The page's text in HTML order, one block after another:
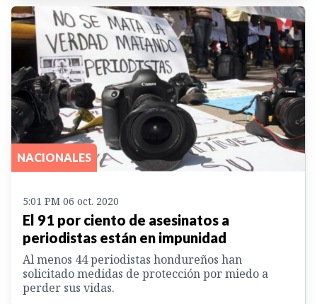
NACIONALES
5:01 PM 06 oct. 2020
El 91 por ciento de asesinatos a
periodistas están en impunidad
Al menos 44 periodistas hondureños han
solicitado medidas de protección por miedo a
perder sus vidas.